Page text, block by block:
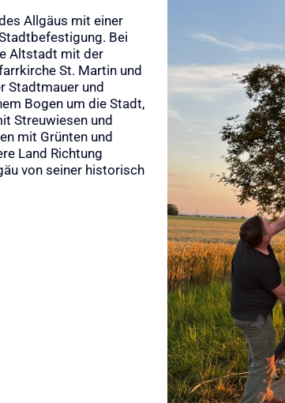
Allgäus mit einer
Bei
Altstadt mit der
St. Martin und
Stadtmauer und
Bogen um die Stadt,
Streuwiesen und
mit Grünten und
Land Richtung
von seiner historisch